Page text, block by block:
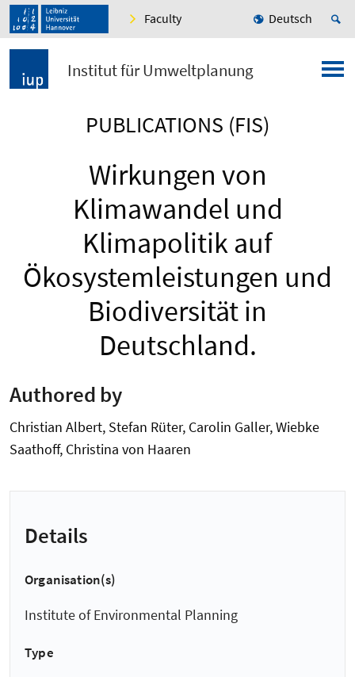
Faculty Deutsch
Institut für Umweltplanung
PUBLICATIONS (FIS)
Wirkungen von
Klimawandel und
Klimapolitik auf
Ökosystemleistungen und
Biodiversität in
Deutschland.
Authored by
Christian Albert, Stefan Rüter, Carolin Galler, Wiebke
Saathoff, Christina von Haaren
Details
Organisation(s)
Institute of Environmental Planning
Type